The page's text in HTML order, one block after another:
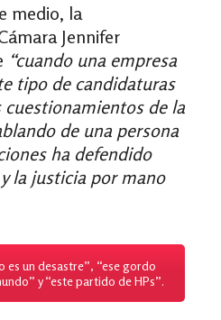
medio, la
Jennifer
“cuando una empresa
tipo de candidaturas
cuestionamientos de la
de una persona
ha defendido
la justicia por mano
es un desastre”, “ese gordo
y “este partido de HPs”.